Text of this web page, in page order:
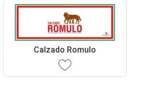
Calzado Romulo